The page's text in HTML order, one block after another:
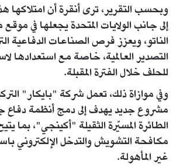
وبحسب التقرير، ترى أنقرة أن امتلاكها
إلى جانب الولايات المتحدة يجعلها في
الناتو، ويعزز فرص الصناعات الدفاعية
التصدير العالمية، خاصة مع استعدادها
للحلف خلال الفترة المقبلة.
وفي موازاة ذلك، تعمل شركة "بايكار"
مشروع جديد يهدف إلى دمج أنظمة دفاع
الطائرة المسيّرة الثقيلة "أكينجي"، بما
مكافحة التشويش والتدخل الإلكتروني
غير المأهولة.